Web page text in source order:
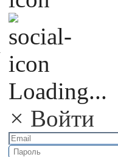
Loading...
× Войти